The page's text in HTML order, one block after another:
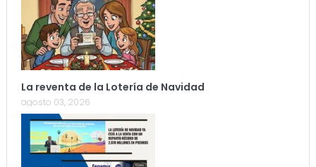
La reventa de la Lotería de Navidad
agosto 03, 2026